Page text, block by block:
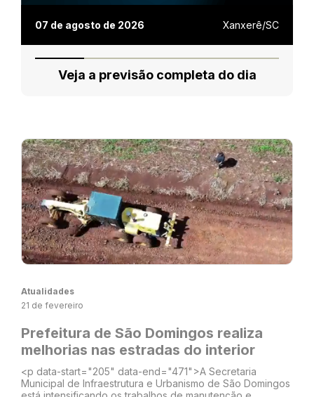
07 de agosto de 2026 Xanxerê/SC
Veja a previsão completa do dia
Atualidades
21 de fevereiro
Prefeitura de São Domingos realiza
melhorias nas estradas do interior
<p data-start="205" data-end="471">A Secretaria
Municipal de Infraestrutura e Urbanismo de São Domingos